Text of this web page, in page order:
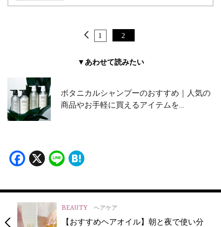
1 2
▼あわせて読みたい
ボタニカルシャンプーのおすすめ｜人気の
商品やお手軽に買えるアイテムを…
Facebook
X Line
BEAUTY ヘアケア
【おすすめヘアオイル】朝と夜で使い分